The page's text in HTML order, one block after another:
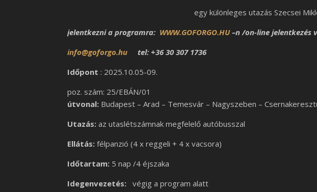
egy különleges utazás Szecsei
jelentkezni a programra: WWW.GOFORGO.HU–n /on-line jelentkezés
info@goforgo.hu tel: +36 30 307 1736
Időpont : 2025.10.05-09.
poz. szám: 25/EBÁN/01
útvonal: Budapest – Arad – Temesvár – Nagyszeben –
Utazás: az utaslétszámnak megfelelő autóbusszal
Ellátás: félpanzió (4 x reggeli + 4 x vacsora)
Időtartam: 5 nap /4 éjszaka
Idegenvezetés: végig a program alatt